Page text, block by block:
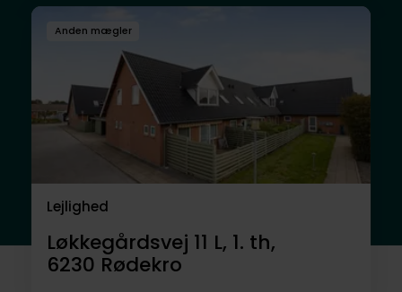
Anden mægler
Lejlighed
Løkkegårdsvej 11 L, 1. th,
6230 Rødekro